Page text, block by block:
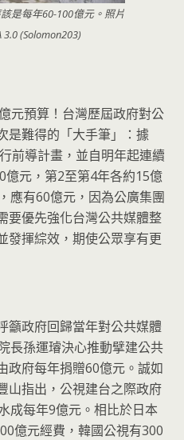
是每年60-100億元。照片
3.0 (Solomon203)
元預算！台灣歷屆政府對公
是難得的「大手筆」：據
前導計畫，並自明年起連續
億元，第2至第4年各約15億
應有60億元，因為公廣集團
要優先強化台灣公共媒體整
發揮綜效，期使公眾享有更
籲政府回歸當年對公共媒體
長孫運璿決心推動擘建公共
政府每年捐贈60億元。誠如
山指出，公視建台之際政府
成每年9億元。相比於日本
億元經費，韓國公視有300